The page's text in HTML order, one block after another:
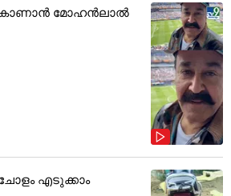
മോഹൻലാൽ
എടുക്കാം